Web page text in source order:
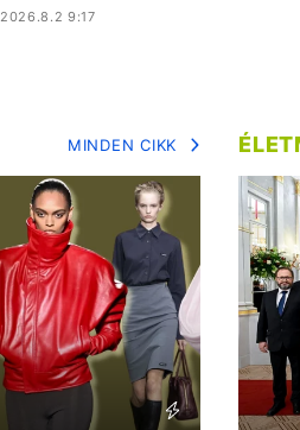
2026.8.2 9:17
MINDEN CIKK